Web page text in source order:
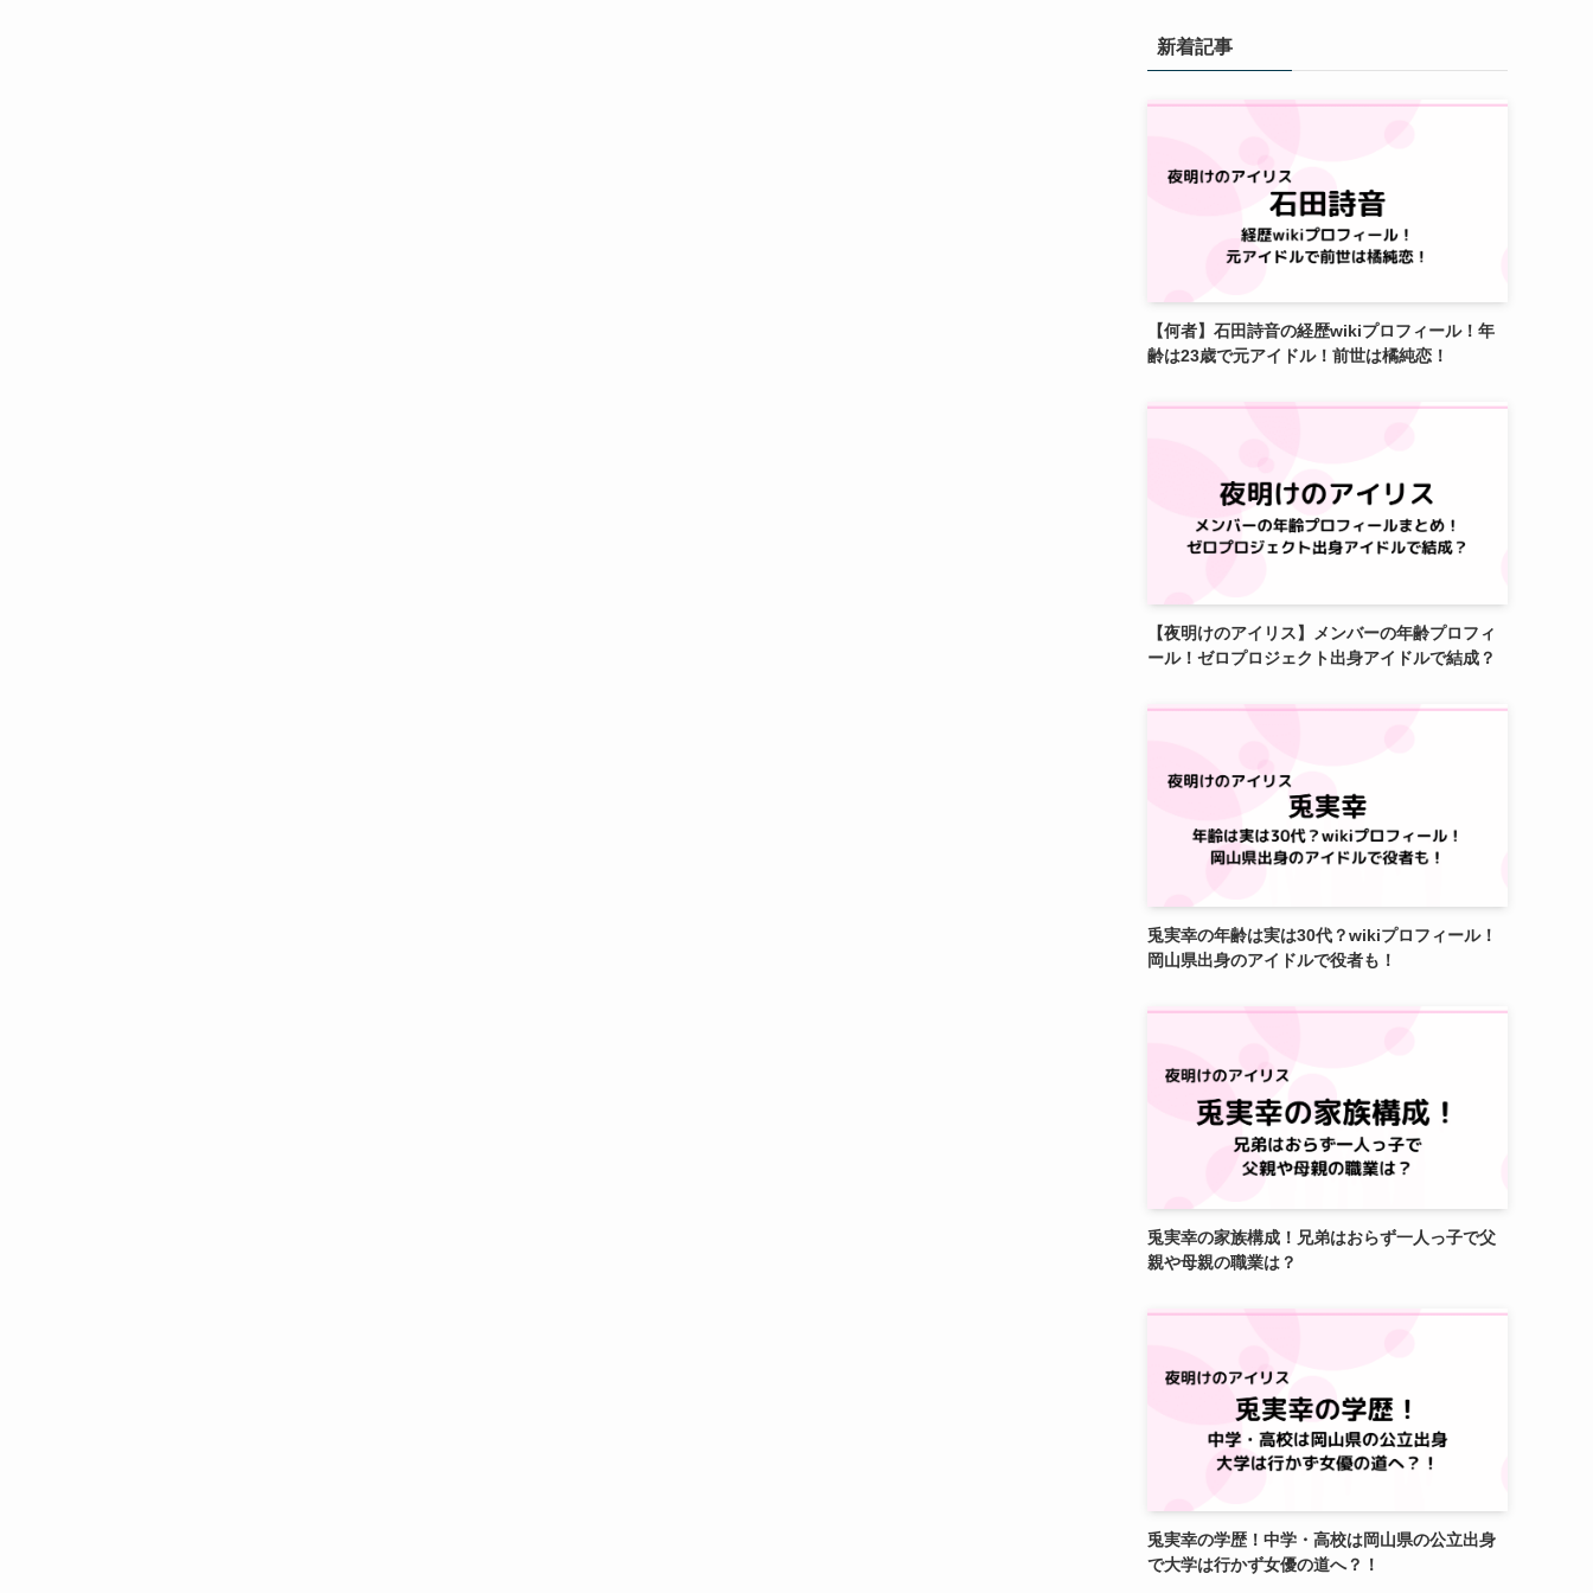
新着記事
【何者】石田詩音の経歴wikiプロフィール！年
齢は23歳で元アイドル！前世は橘純恋！
【夜明けのアイリス】メンバーの年齢プロフィ
ール！ゼロプロジェクト出身アイドルで結成？
兎実幸の年齢は実は30代？wikiプロフィール！
岡山県出身のアイドルで役者も！
兎実幸の家族構成！兄弟はおらず一人っ子で父
親や母親の職業は？
兎実幸の学歴！中学・高校は岡山県の公立出身
で大学は行かず女優の道へ？！